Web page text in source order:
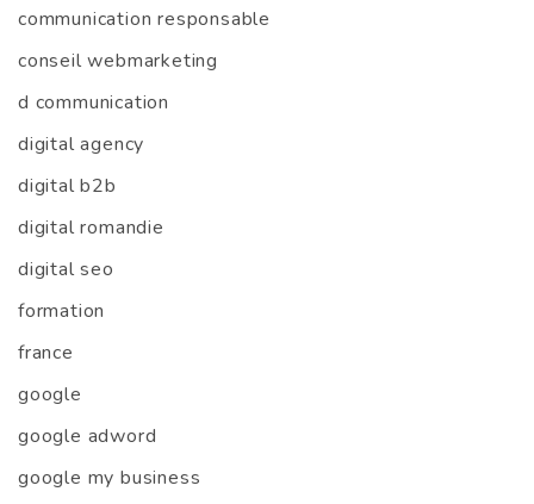
communication responsable
conseil webmarketing
d communication
digital agency
digital b2b
digital romandie
digital seo
formation
france
google
google adword
google my business